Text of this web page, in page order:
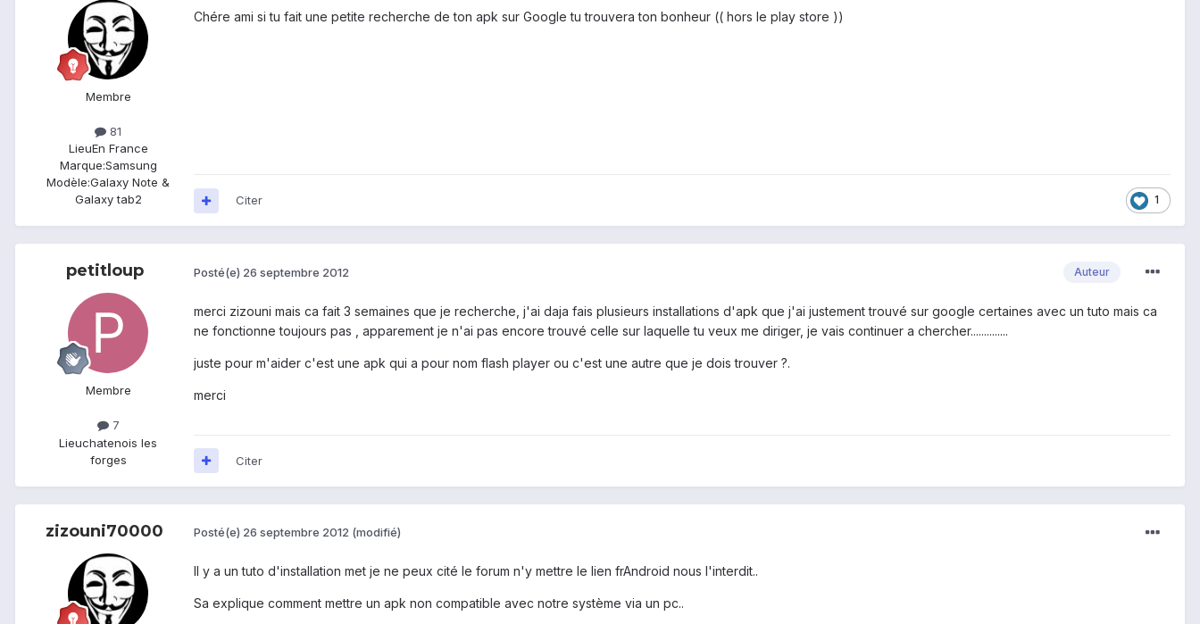
Membre
81
LieuEn France
Marque:Samsung
Modèle:Galaxy Note &
Galaxy tab2
Chére ami si tu fait une petite recherche de ton apk sur Google tu trouvera ton bonheur (( hors le play store ))
1
Citer
petitloup
Membre
7
Lieuchatenois les
forges
Auteur
Posté(e) 26 septembre 2012
merci zizouni mais ca fait 3 semaines que je recherche, j'ai daja fais plusieurs installations d'apk que j'ai justement trouvé sur google certaines avec un tuto mais ca
ne fonctionne toujours pas , apparement je n'ai pas encore trouvé celle sur laquelle tu veux me diriger, je vais continuer a chercher..............
juste pour m'aider c'est une apk qui a pour nom flash player ou c'est une autre que je dois trouver ?.
merci
Citer
zizouni70000 Posté(e) 26 septembre 2012 (modifié)
Il y a un tuto d'installation met je ne peux cité le forum n'y mettre le lien frAndroid nous l'interdit..
Sa explique comment mettre un apk non compatible avec notre système via un pc..